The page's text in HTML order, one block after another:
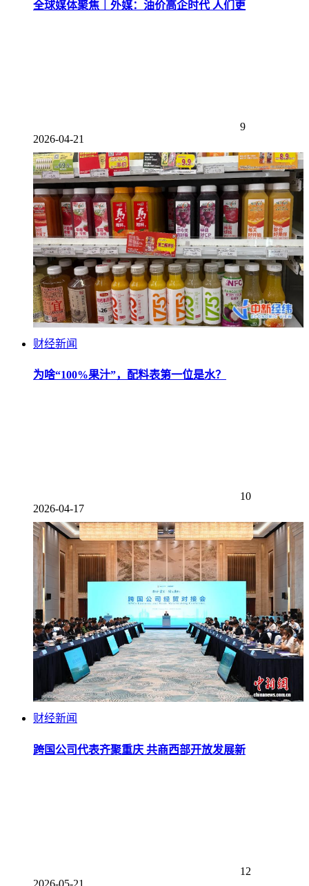
全球媒体聚焦｜外媒：油价高企时代 人们更
9
2026-04-21
财经新闻
为啥“100%果汁”，配料表第一位是水？
10
2026-04-17
财经新闻
跨国公司代表齐聚重庆 共商西部开放发展新
12
2026-05-21